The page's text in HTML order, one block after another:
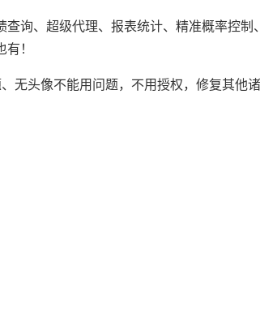
询、超级代理、报表统计、精准概率控制
！
无头像不能用问题，不用授权，修复其他诸